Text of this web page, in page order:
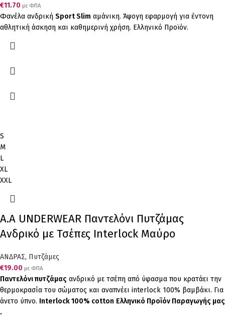
€11.70 με ΦΠΑ
Φανέλα ανδρική Sport Slim αμάνικη. Άψογη εφαρμογή για έντονη
αθλητική άσκηση και καθημερινή χρήση. Ελληνικό Προϊόν.
S
M
L
XL
XXL
A.A UNDERWEAR Παντελόνι Πυτζάμας
Ανδρικό με Τσέπες Interlock Μαύρο
ΑΝΔΡΑΣ, Πυτζάμες
€19.00 με ΦΠΑ
Παντελόνι πυτζάμας ανδρικό με τσέπη από ύφασμα που κρατάει την
θερμοκρασία του σώματος και αναπνέει interlock 100% βαμβάκι. Για
άνετο ύπνο. Interlock 100% cotton Ελληνικό Προϊόν Παραγωγής μας
.